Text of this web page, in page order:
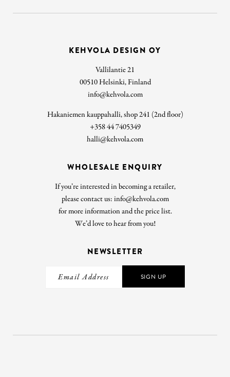
KEHVOLA DESIGN OY
Vallilantie 21
00510 Helsinki, Finland
info@kehvola.com
Hakaniemen kauppahalli, shop 241 (2nd floor)
+358 44 7405349
halli@kehvola.com
WHOLESALE ENQUIRY
If you’re interested in becoming a retailer,
please contact us: info@kehvola.com
for more information and the price list.
We’d love to hear from you!
NEWSLETTER
SIGN UP